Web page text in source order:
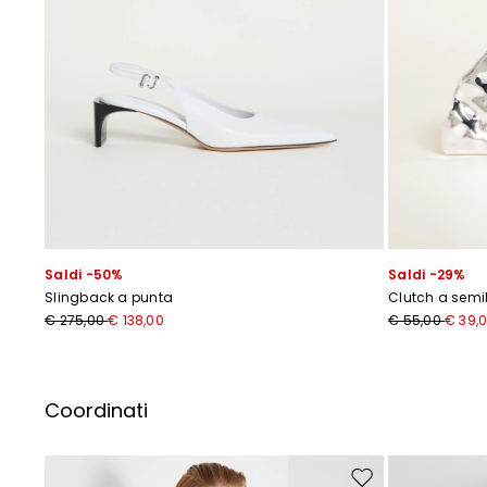
Saldi -50%
Slingback a punta
€ 275,00€ 138,00
Saldi -29%
Clutch a
€ 55,00€
Coordinati